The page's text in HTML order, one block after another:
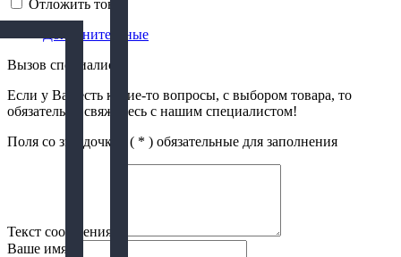
Отложить товар
Дополнительные
Вызов специалиста
Если у Вас есть какие-то вопросы, с выбором товара, то
обязательно свяжитесь с нашим специалистом!
Поля со звездочкой ( * ) обязательные для заполнения
Текст сообщения
Ваше имя